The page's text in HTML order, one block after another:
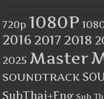
720p 1080P
2016 2017 2018
2025 Master
SOUNDTRACK
SubThai+Eng Sub